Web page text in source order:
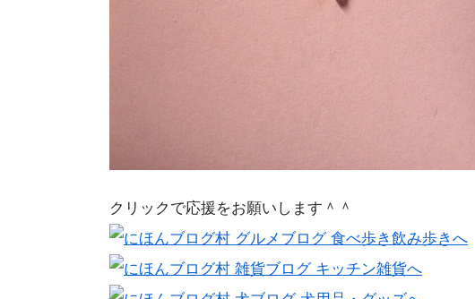
クリックで応援をお願いします＾＾